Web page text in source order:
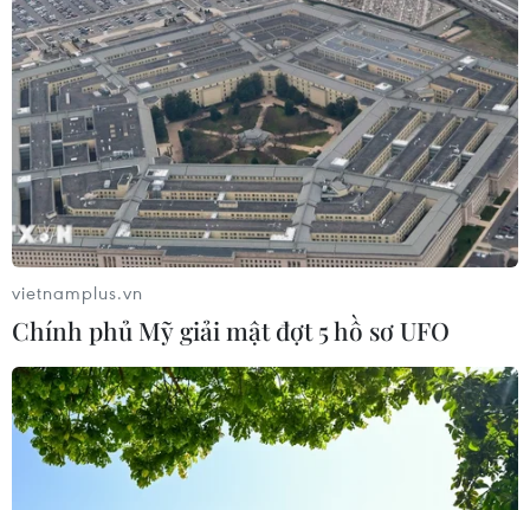
Trong 24 giờ qua, Malaysia, Thái Lan ghi nhận số ca
mắc mới cao nhất trước tới nay và số ca mắc mới tại
Hàn Quốc còn ở mức cao thứ 2 trên thế giới.
vietnamplus.vn
Chính phủ Mỹ giải mật đợt 5 hồ sơ UFO